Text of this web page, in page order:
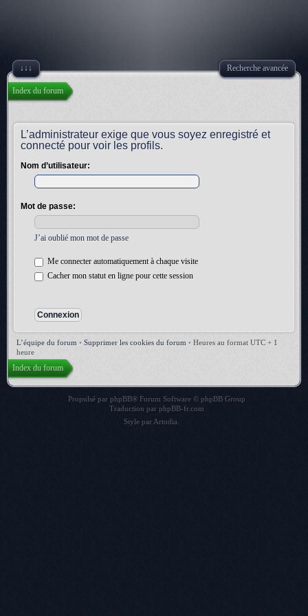
↓↓↓ Recherche avancée
Index du forum
L’administrateur exige que vous soyez enregistré et
connecté pour voir les profils.
Nom d’utilisateur:
Mot de passe:
J’ai oublié mon mot de passe
Me connecter automatiquement à chaque visite
Cacher mon statut en ligne pour cette session
L’équipe du forum • Supprimer les cookies du forum • Heures au format UTC + 1
heure
Index du forum
Propulsé par phpBB® Forum Software © phpBB Group
Traduction par phpBB-fr.com
Style par Artodia